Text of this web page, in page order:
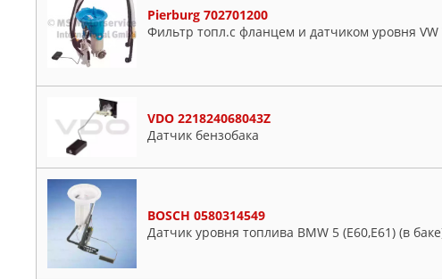
Pierburg 702701200
Фильтр топл.с фланцем и датчиком уровня VW
VDO 221824068043Z
Датчик бензобака
BOSCH 0580314549
Датчик уровня топлива BMW 5 (E60,E61) (в